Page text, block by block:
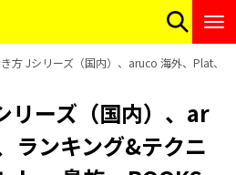
方 Jシリーズ（国内）、aruco 海外、Plat、
リーズ（国内）、ar
ランキング&テクニ